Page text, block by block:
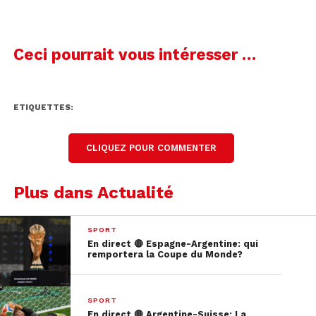
Ceci pourrait vous intéresser …
ETIQUETTES:
CLIQUEZ POUR COMMENTER
Plus dans Actualité
SPORT
En direct 🔴 Espagne-Argentine: qui
remportera la Coupe du Monde?
SPORT